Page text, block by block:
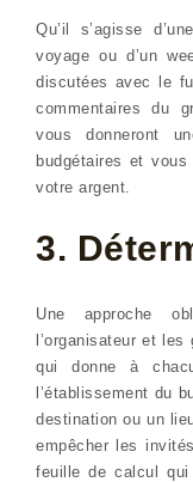
Qu’il s’agisse
voyage ou d’un
discutées avec le
commentaires du
vous donneront
budgétaires et
votre argent.
3.
Une approche
l’organisateur et les
qui donne à
l’établissement du
destination ou un
empêcher les
feuille de calcul